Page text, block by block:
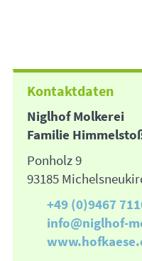
Kontaktdaten
Niglhof Molkerei
Familie
Ponholz 9
93185
+49 (0)9467
info@niglhof-